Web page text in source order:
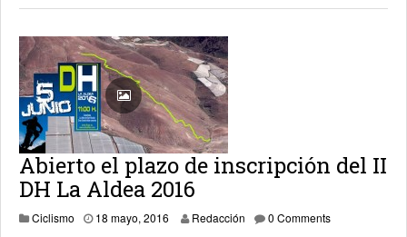
Abierto el plazo de inscripción del II
DH La Aldea 2016
Ciclismo 18 mayo, 2016 18 mayo, 2016
Redacción 0 Comments